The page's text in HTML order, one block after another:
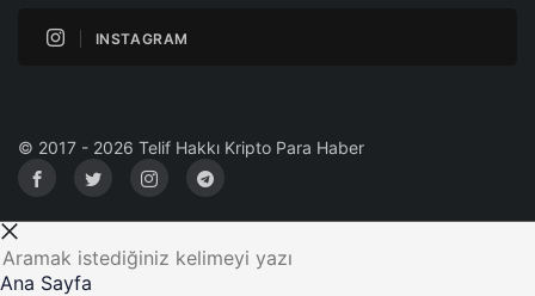
INSTAGRAM
© 2017 - 2026 Telif Hakkı Kripto Para Haber
Ana Sayfa